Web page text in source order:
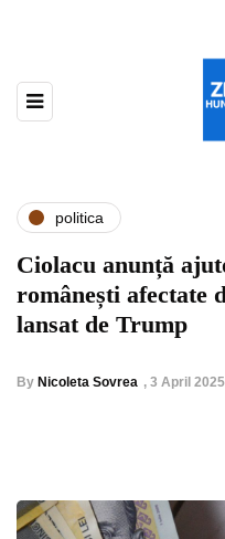
politica
Ciolacu anunță
românești afectate
lansat de Trump
By Nicoleta Sovrea , 3 April 2025